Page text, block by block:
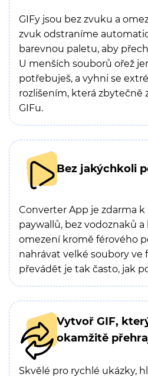
GIFy jsou bez zvuku a
zvuk odstraníme
barevnou paletu, aby
U menších souborů ořež
potřebuješ, a vyhni se
rozlišením, která zbytečně
GIFu.
Bez jakýchkoli
Converter App je zdarma k
paywallů, bez vodoznaků
omezení kromě férového
nahrávat velké soubory ve
převádět je tak často, jak
Vytvoř GIF,
okamžitě
Skvělé pro rychlé ukázky,